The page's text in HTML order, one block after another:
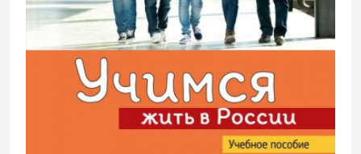
как проблемность в обучении,
прагматичность, эвристичность и
интерактивность. Все задания носят
коммуникативный характер. Организация
материала позволяет учащимся уже с
первых ступеней на минимальном
уровне высказать собственное мнение,
принять участие в дискуссии на